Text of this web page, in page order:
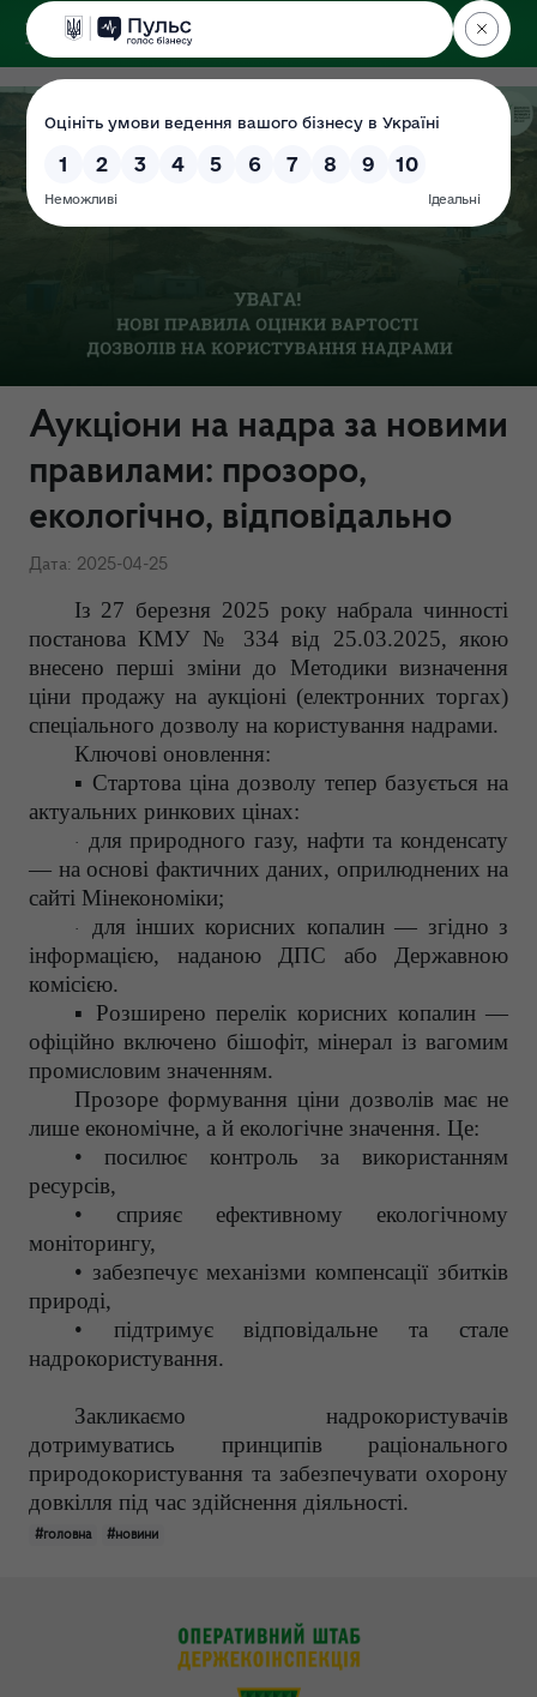
ДЕРЖЕКОІНСПЕКЦІЯ
у Луганській області
Аукціони на надра за новими
правилами: прозоро,
екологічно, відповідально
Дата: 2025-04-25
Із 27 березня 2025 року набрала чинності
постанова КМУ № 334 від 25.03.2025, якою
внесено перші зміни до Методики визначення
ціни продажу на аукціоні (електронних торгах)
спеціального дозволу на користування надрами.
Ключові оновлення:
▪ Стартова ціна дозволу тепер базується на
актуальних ринкових цінах:
·
для природного газу, нафти та конденсату
— на основі фактичних даних, оприлюднених на
сайті Мінекономіки;
·
для інших корисних копалин — згідно з
інформацією, наданою ДПС або Державною
комісією.
▪ Розширено перелік корисних копалин —
офіційно включено бішофіт, мінерал із вагомим
промисловим значенням.
Прозоре формування ціни дозволів має не
лише економічне, а й екологічне значення. Це:
• посилює контроль за використанням
ресурсів,
• сприяє ефективному екологічному
моніторингу,
• забезпечує механізми компенсації збитків
природі,
• підтримує відповідальне та стале
надрокористування.
Закликаємо надрокористувачів
дотримуватись принципів раціонального
природокористування та забезпечувати охорону
довкілля під час здійснення діяльності.
#головна #новини